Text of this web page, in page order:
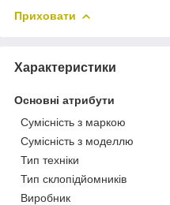
Приховати
Характеристики
Основні атрибути
Сумісність з маркою
Сумісність з моделлю
Тип техніки
Тип склопідйомників
Виробник